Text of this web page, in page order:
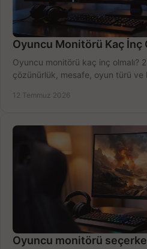
Oyuncu Monitörü Kaç İnç
Oyuncu monitörü kaç inç olmalı?
çözünürlük, mesafe, oyun türü ve
12 Temmuz 2026
Oyuncu monitörü